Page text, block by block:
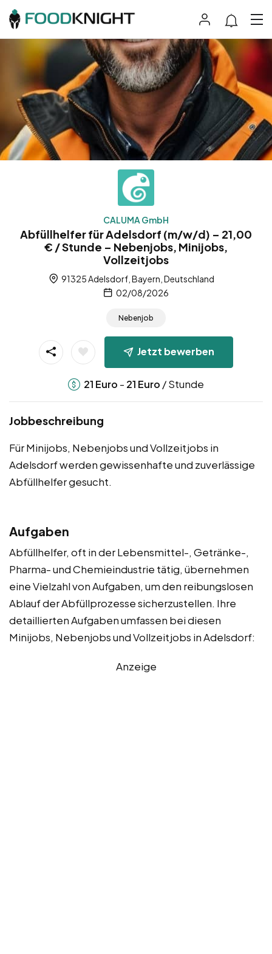
CALUMA GmbH
Abfüllhelfer für Adelsdorf (m/w/d) – 21,00
€ / Stunde – Nebenjobs, Minijobs,
Vollzeitjobs
91325 Adelsdorf, Bayern, Deutschland
02/08/2026
Nebenjob
Jetzt bewerben
21 Euro - 21 Euro / Stunde
Jobbeschreibung
Für Minijobs, Nebenjobs und Vollzeitjobs in
Adelsdorf werden gewissenhafte und zuverlässige
Abfüllhelfer gesucht.
Aufgaben
Abfüllhelfer, oft in der Lebensmittel-, Getränke-,
Pharma- und Chemieindustrie tätig, übernehmen
eine Vielzahl von Aufgaben, um den reibungslosen
Ablauf der Abfüllprozesse sicherzustellen. Ihre
detaillierten Aufgaben umfassen bei diesen
Minijobs, Nebenjobs und Vollzeitjobs in Adelsdorf:
Anzeige